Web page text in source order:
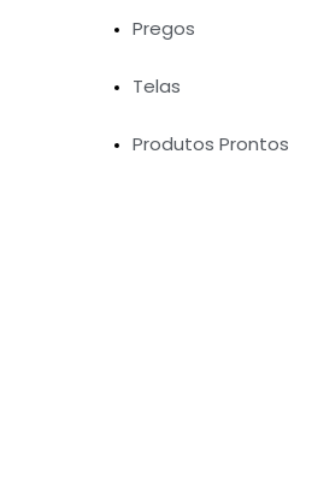
Pregos
Telas
Produtos Prontos